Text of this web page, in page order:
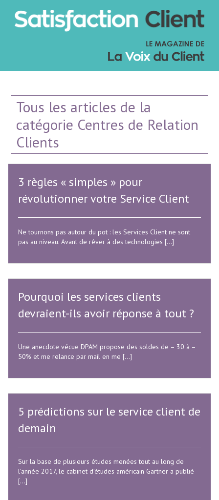
Tous les articles de la
catégorie Centres de Relation
Clients
3 règles « simples » pour
révolutionner votre Service Client
Ne tournons pas autour du pot : les Services Client ne sont
pas au niveau. Avant de rêver à des technologies […]
Pourquoi les services clients
devraient-ils avoir réponse à tout ?
Une anecdote vécue DPAM propose des soldes de – 30 à –
50% et me relance par mail en me […]
5 prédictions sur le service client de
demain
Sur la base de plusieurs études menées tout au long de
l’année 2017, le cabinet d’études américain Gartner a publié
[…]